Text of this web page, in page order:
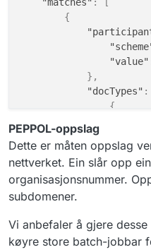
"matches" :
[
{
"value"
} ,
"docTypes" :
{
},
{
{
PEPPOL-oppslag
Dette er måten oppslag
nettverket. Ein slår opp
organisasjonsnummer.
subdomener.
Vi anbefaler å gjere
køyre store batch-jobbar